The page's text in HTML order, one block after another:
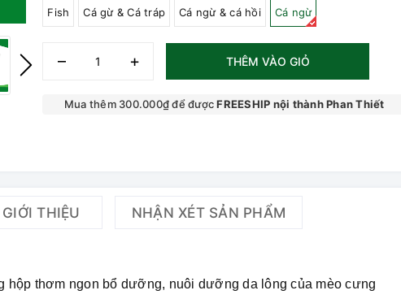
Fish Cá gừ & Cá tráp Cá ngừ & cá hồi Cá ngừ
– + THÊM VÀO GIỎ
Mua thêm 300.000₫ để đượcFREESHIP nội thành Phan Thiết
GIỚI THIỆU NHẬN XÉT SẢN PHẨM
hộp thơm ngon bổ dưỡng, nuôi dưỡng da lông của mèo cưng